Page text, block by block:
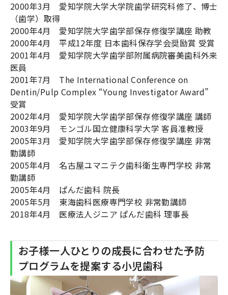
2000年3月 愛知学院大学大学院歯学研究科修了、博士
（歯学）取得
2000年4月 愛知学院大学歯学部保存修復学講座 助教
2000年4月 平成12年度 日本歯科保存学会奨励賞 受賞
2001年4月 愛知学院大学歯学部附属病院審美歯科外来
医員
2001年7月 The International Conference on
Dentin/Pulp Complex “Young Investigator Award”
受賞
2002年4月 愛知学院大学歯学部保存修復学講座 講師
2003年9月 モンゴル国立健康科学大学 客員准教授
2005年3月 愛知学院大学歯学部保存修復学講座 非常
勤講師
2005年4月 名古屋ユマニテク歯科衛生専門学校 非常
勤講師
2005年4月 ぱんだ歯科 院長
2005年5月 東海歯科医療専門学校 非常勤講師
2018年4月 医療法人ジニア ぱんだ歯科 理事長
お子様一人ひとりの成長に合わせた予防
プログラムを提案する小児歯科